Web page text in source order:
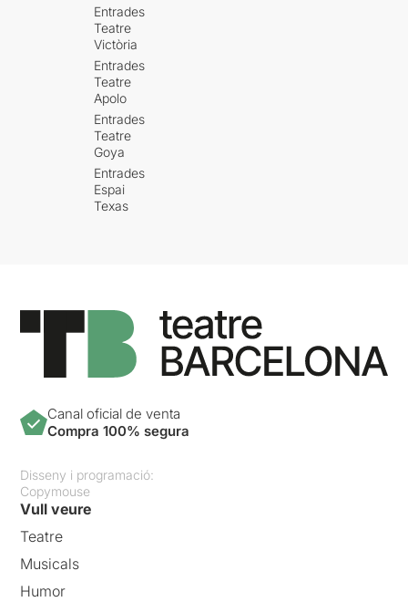
Entrades
Teatre
Victòria
Entrades
Teatre
Apolo
Entrades
Teatre
Goya
Entrades
Espai
Texas
Canal oficial de venta
Compra 100% segura
Disseny i programació:
Copymouse
Vull veure
Teatre
Musicals
Humor